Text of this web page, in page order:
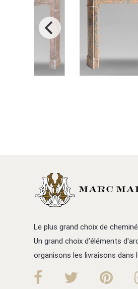
Le plus grand choix de
Un grand choix d'éléments
organisons les livraisons dans